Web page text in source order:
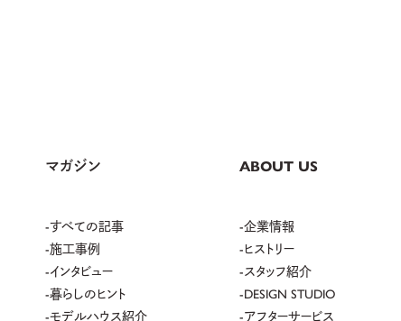
マガジン
すべての記事
施工事例
インタビュー
暮らしのヒント
モデルハウス紹介
ABOUT US
企業情報
ヒストリー
スタッフ紹介
DESIGN STUDIO
アフターサービス